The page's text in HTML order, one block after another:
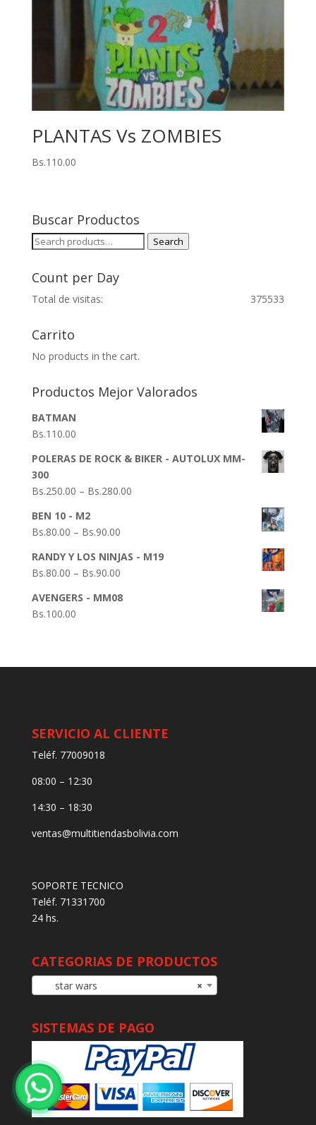
PLANTAS Vs ZOMBIES
Bs.110.00
Buscar Productos
Search
Search
Count per Day
375533
Total de visitas:
Carrito
No products in the cart.
Productos Mejor Valorados
BATMAN
Bs.110.00
POLERAS DE ROCK & BIKER - AUTOLUX MM-
300
Bs.250.00 – Bs.280.00
BEN 10 - M2
Bs.80.00 – Bs.90.00
RANDY Y LOS NINJAS - M19
Bs.80.00 – Bs.90.00
AVENGERS - MM08
Bs.100.00
SERVICIO AL CLIENTE
Teléf. 77009018
08:00 – 12:30
14:30 – 18:30
ventas@multitiendasbolivia.com
SOPORTE TECNICO
Teléf. 71331700
24 hs.
CATEGORIAS DE PRODUCTOS
×
star wars
SISTEMAS DE PAGO